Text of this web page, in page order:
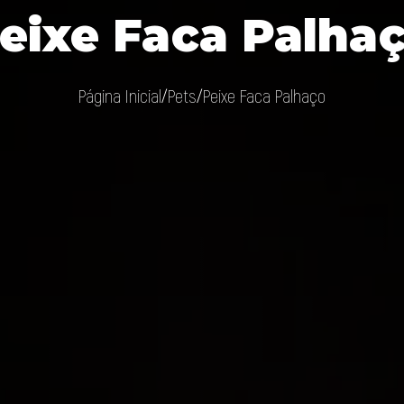
Faca
Página Inicial/Pets/Peixe Faca Palhaço